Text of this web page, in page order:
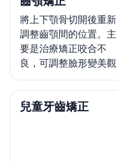
將上下顎骨切開後重新
調整齒顎間的位置。主
要是治療矯正咬合不
良，可調整臉形變美觀
兒童牙齒矯正